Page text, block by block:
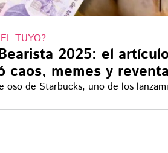
TUYO?
2025: el
caos, memes y
oso de Starbucks, uno de los